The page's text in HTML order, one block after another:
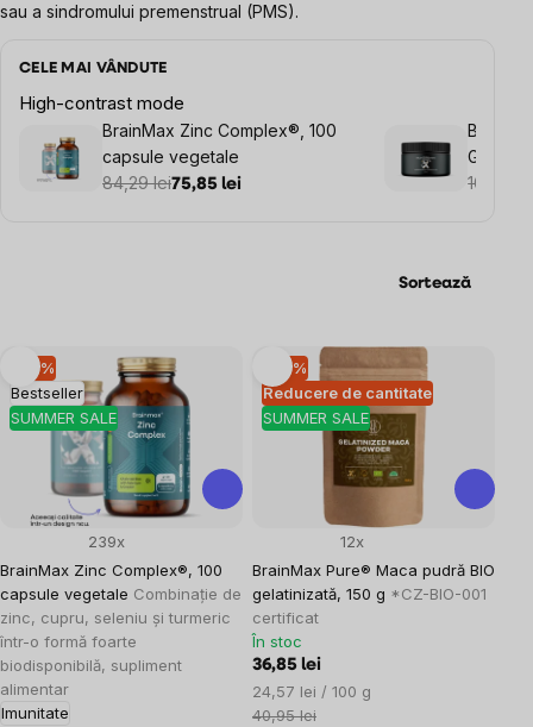
sau a sindromului premenstrual (PMS).
CELE MAI VÂNDUTE
High-contrast mode
BrainMax Zinc Complex®, 100
capsule vegetale
84,29 lei75,85 lei
108,13
Sortează
Listă
produse
Bestseller
SUMMER SALE
–10 %
BrainMax Zinc Complex®, 100
capsule vegetale Combinație de
zinc, cupru, seleniu și turmeric
într-o formă foarte
biodisponibilă, supliment
alimentar
Imunitate
239x
Reducere de cantitate
SUMMER SALE
–10 %
BrainMax Pure® Maca pudră BIO
gelatinizată, 150 g *CZ-BIO-001
certificat
12x
În stoc
36,85 lei
Evaluare
preţ:
24,57 lei / 100 g
40,95 lei